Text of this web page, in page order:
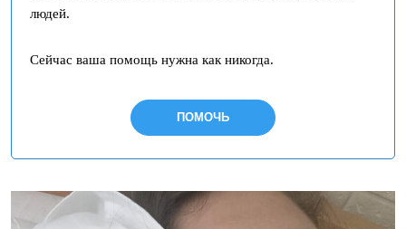
людей.
Сейчас ваша помощь нужна как никогда.
ПОМОЧЬ